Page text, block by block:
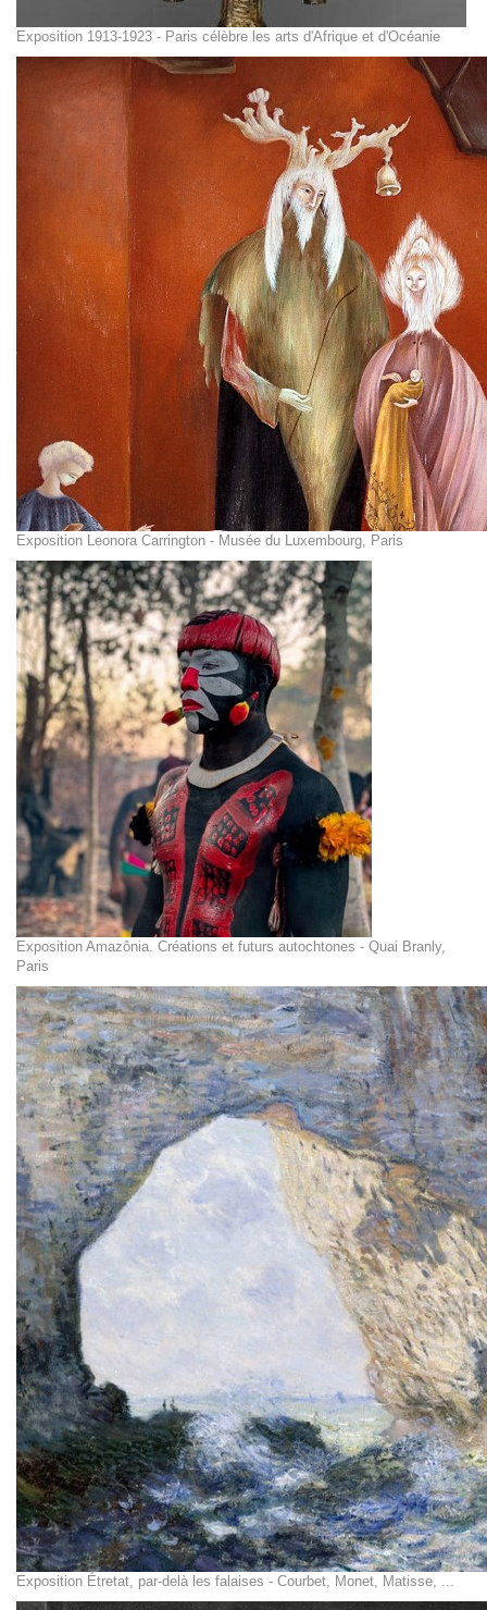
Exposition 1913-1923 - Paris célèbre les arts d'Afrique et d'Océanie
Exposition Leonora Carrington - Musée du Luxembourg, Paris
Exposition Amazônia. Créations et futurs autochtones - Quai Branly,
Paris
Exposition Étretat, par-delà les falaises - Courbet, Monet, Matisse, ...